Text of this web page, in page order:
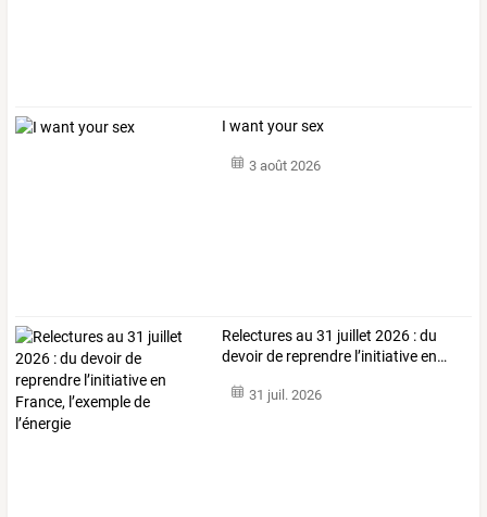
I want your sex
3 août 2026
Relecturesau 31 juillet 2026 :du
devoirde reprendre l’initiativeen…
31 juil. 2026